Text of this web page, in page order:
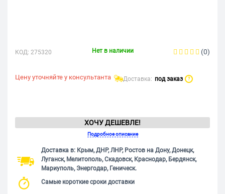
КОД: 275320 Нет в наличии (0)
Цену уточняйте у консультанта Доставка: под заказ ?
ХОЧУ ДЕШЕВЛЕ!
Подробное описание
Доставка в: Крым, ДНР, ЛНР, Ростов на Дону, Донецк,
Луганск, Мелитополь, Скадовск, Краснодар, Бердянск,
Мариуполь, Энергодар, Геническ.
Самые короткие сроки доставки